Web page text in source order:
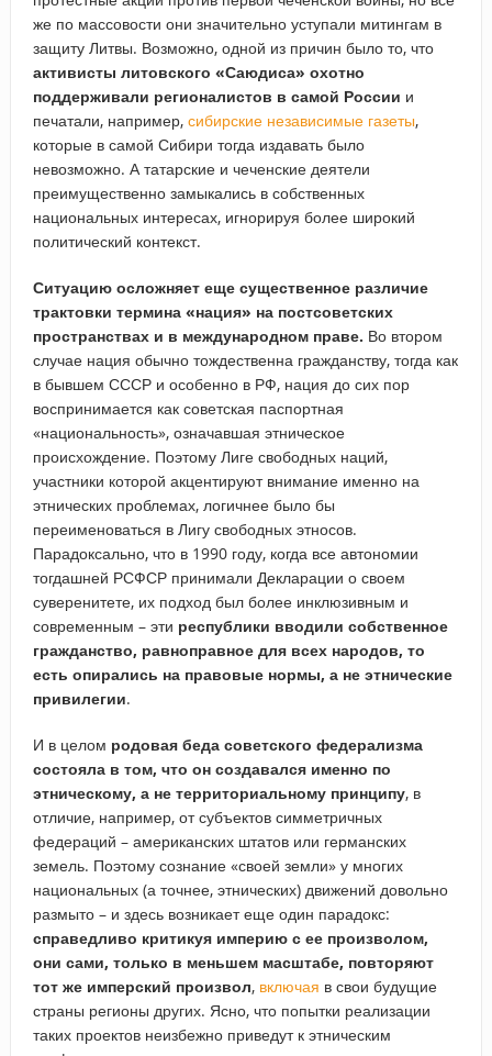
же по массовости они значительно уступали митингам в
защиту Литвы. Возможно, одной из причин было то, что
активисты литовского «Саюдиса» охотно
поддерживали регионалистов в самой России и
печатали, например, сибирские независимые газеты,
которые в самой Сибири тогда издавать было
невозможно. А татарские и чеченские деятели
преимущественно замыкались в собственных
национальных интересах, игнорируя более широкий
политический контекст.
Ситуацию осложняет еще существенное различие
трактовки термина «нация» на постсоветских
пространствах и в международном праве. Во втором
случае нация обычно тождественна гражданству, тогда как
в бывшем СССР и особенно в РФ, нация до сих пор
воспринимается как советская паспортная
«национальность», означавшая этническое
происхождение. Поэтому Лиге свободных наций,
участники которой акцентируют внимание именно на
этнических проблемах, логичнее было бы
переименоваться в Лигу свободных этносов.
Парадоксально, что в 1990 году, когда все автономии
тогдашней РСФСР принимали Декларации о своем
суверенитете, их подход был более инклюзивным и
современным – эти республики вводили собственное
гражданство, равноправное для всех народов, то
есть опирались на правовые нормы, а не этнические
привилегии.
И в целом родовая беда советского федерализма
состояла в том, что он создавался именно по
этническому, а не территориальному принципу, в
отличие, например, от субъектов симметричных
федераций – американских штатов или германских
земель. Поэтому сознание «своей земли» у многих
национальных (а точнее, этнических) движений довольно
размыто – и здесь возникает еще один парадокс:
справедливо критикуя империю с ее произволом,
они сами, только в меньшем масштабе, повторяют
тот же имперский произвол, включая в свои будущие
страны регионы других. Ясно, что попытки реализации
таких проектов неизбежно приведут к этническим